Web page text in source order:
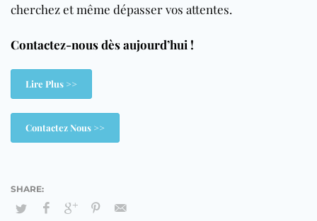
cherchez et même dépasser vos attentes.
Contactez-nous dès aujourd’hui !
Lire Plus >>
Contactez Nous >>